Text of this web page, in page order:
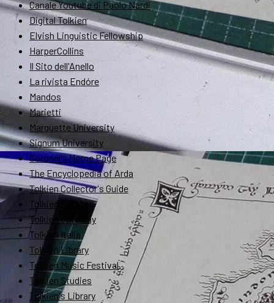
Canale Youtube di Paolo Nardi
Digital Tolkien
Elvish Linguistic Fellowship
HarperCollins
Il Sito dell'Anello
La rivista Endóre
Mandos
Marietti
Marquette University
Signum University
Soronel's Home Page
The Encyclopedia of Arda
Tolkien Collector's Guide
Tolkien Estate
Tolkien Gateway
Tolkien Italia
Tolkien Library
Tolkien Music Festival
Tolkien Studies
Tolkien's Library